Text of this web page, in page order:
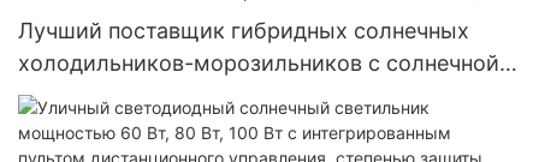
Лучший поставщик гибридных солнечных
холодильников-морозильников с солнечной
батареей и питанием от солнечной энергии (12
В постоянного тока).